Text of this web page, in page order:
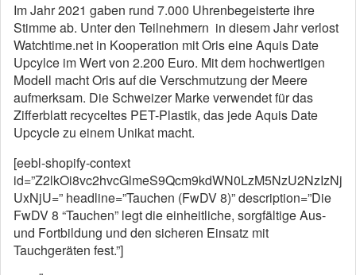
Im Jahr 2021 gaben rund 7.000 Uhrenbegeisterte ihre
Stimme ab. Unter den Teilnehmern in diesem Jahr verlost
Watchtime.net in Kooperation mit Oris eine Aquis Date
Upcylce im Wert von 2.200 Euro. Mit dem hochwertigen
Modell macht Oris auf die Verschmutzung der Meere
aufmerksam. Die Schweizer Marke verwendet für das
Zifferblatt recyceltes PET-Plastik, das jede Aquis Date
Upcycle zu einem Unikat macht.
[eebl-shopify-context
id=”Z2lkOi8vc2hvcGlmeS9Qcm9kdWN0LzM5NzU2NzIzNj
UxNjU=” headline=”Tauchen (FwDV 8)” description=”Die
FwDV 8 “Tauchen” legt die einheitliche, sorgfältige Aus-
und Fortbildung und den sicheren Einsatz mit
Tauchgeräten fest.”]